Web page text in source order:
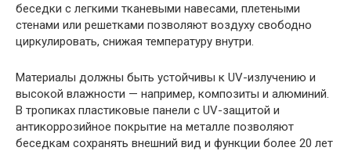
беседки с легкими тканевыми навесами, плетеными
стенами или решетками позволяют воздуху свободно
циркулировать, снижая температуру внутри.
Материалы должны быть устойчивы к UV-излучению и
высокой влажности — например, композиты и алюминий.
В тропиках пластиковые панели с UV-защитой и
антикоррозийное покрытие на металле позволяют
беседкам сохранять внешний вид и функции более 20 лет